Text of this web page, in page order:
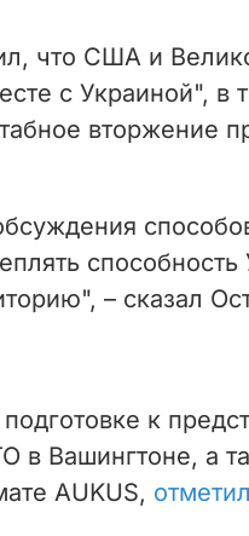
что США и
с Украиной", в
вторжение
– сказал
к
в Вашингтоне, а
AUKUS,